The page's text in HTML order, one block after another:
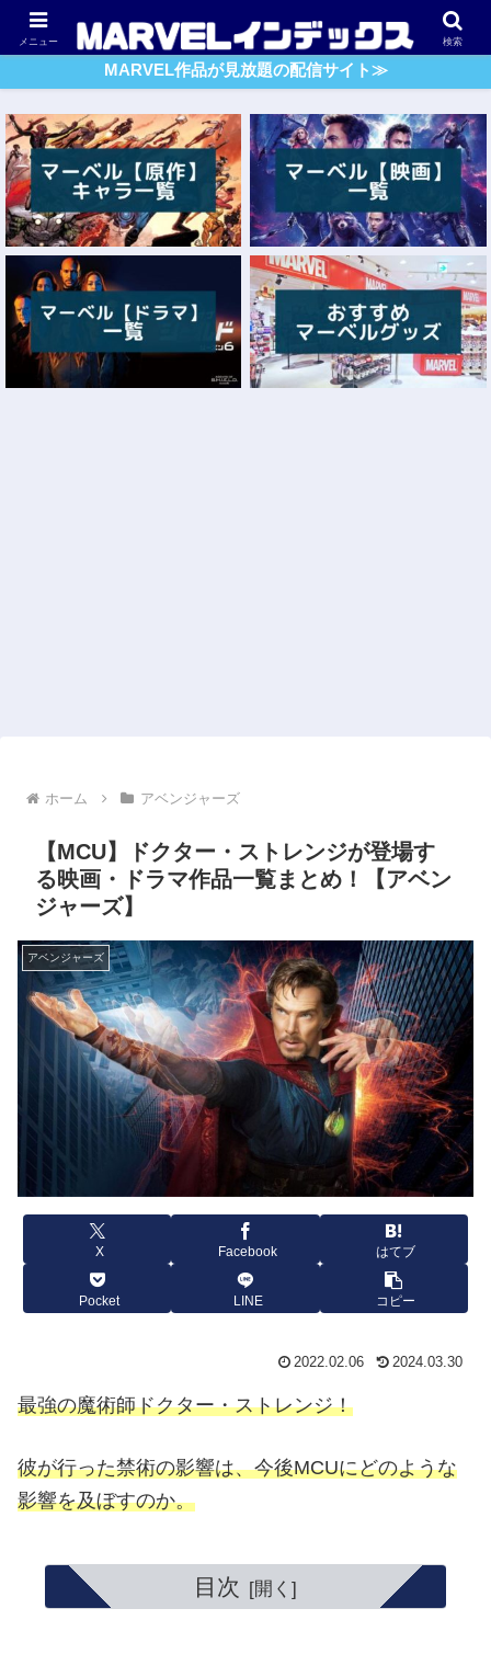
アベンジャーズ スパイダーマン ガーディアンズ・O・G
MARVEL作品が見放題の配信サイト≫
ホーム アベンジャーズ
【MCU】ドクター・ストレンジが登場す
る映画・ドラマ作品一覧まとめ！【アベン
ジャーズ】
アベンジャーズ
X Facebook はてブ
Pocket LINE コピー
2022.02.06 2024.03.30
最強の魔術師ドクター・ストレンジ！
彼が行った禁術の影響は、今後MCUにどのような
影響を及ぼすのか。
目次
メニュー 検索